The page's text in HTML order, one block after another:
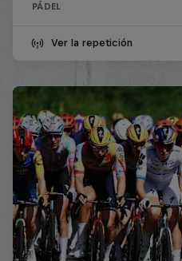
PÁDEL
Ver la repetición